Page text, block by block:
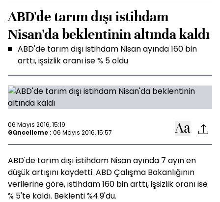
ABD'de tarım dışı istihdam
Nisan'da beklentinin altında kaldı
ABD'de tarım dışı istihdam Nisan ayında 160 bin
arttı, işsizlik oranı ise % 5 oldu
06 Mayıs 2016, 15:19
Güncelleme : 06 Mayıs 2016, 15:57
ABD'de tarım dışı istihdam Nisan ayında 7 ayın en
düşük artışını kaydetti. ABD Çalışma Bakanlığının
verilerine göre, istihdam 160 bin arttı, işsizlik oranı ise
% 5'te kaldı. Beklenti %4.9'du.